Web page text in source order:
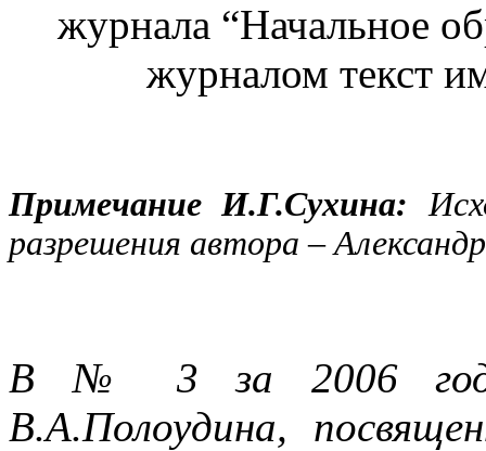
журнала “Начальное
журналом текст
Примечание И.Г.Сухина:
разрешения автора –
В № 3 за 2006 год
В.А.Полоудина,